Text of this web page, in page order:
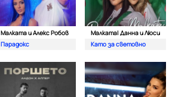
Малката и Алекс Робов
Парадокс
Малката| Данна и Люси
Като за световно